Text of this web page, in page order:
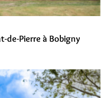
de-Pierre à Bobigny